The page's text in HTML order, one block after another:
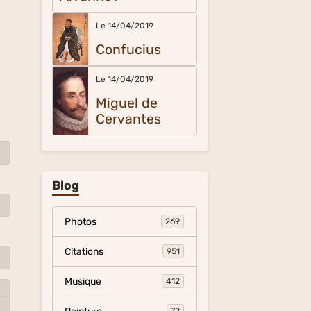
Le 14/04/2019
Confucius
Le 14/04/2019
Miguel de
Cervantes
Blog
Photos 269
Citations 951
Musique 412